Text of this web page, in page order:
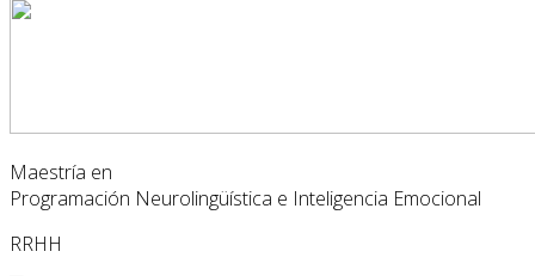
Maestría en
Programación Neurolingüística e Inteligencia Emocional
RRHH